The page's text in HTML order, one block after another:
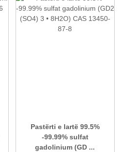
Pastërti e lartë 99.5%
-99.99% sulfat
gadolinium (GD ...